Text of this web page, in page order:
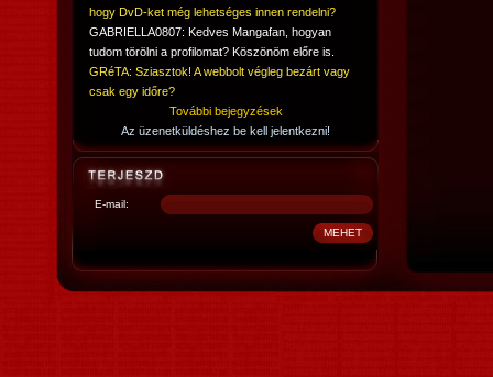
hogy DvD-ket még lehetséges innen rendelni?
GABRIELLA0807: Kedves Mangafan, hogyan
tudom törölni a profilomat? Köszönöm előre is.
GRéTA: Sziasztok! A webbolt végleg bezárt vagy
csak egy időre?
További bejegyzések
Az üzenetküldéshez be kell jelentkezni!
E-mail: